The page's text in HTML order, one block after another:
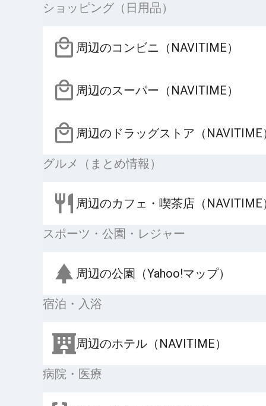
ショッピング（日用品）
周辺のコンビニ（NAVITIME）
周辺のスーパー（NAVITIME）
周辺のドラッグストア（NAVITIME
グルメ（まとめ情報）
周辺のカフェ・喫茶店（NAVITIME
スポーツ・公園・レジャー
周辺の公園（Yahoo!マップ）
宿泊・入浴
周辺のホテル（NAVITIME）
病院・医療